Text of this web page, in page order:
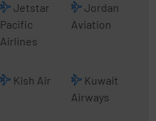
Jetstar
Pacific
Airlines
Jordan
Aviation
Kish Air
Kuwait
Airways